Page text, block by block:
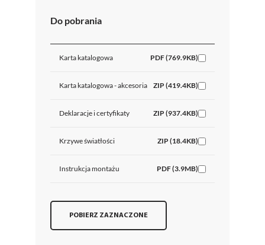
Do pobrania
Karta katalogowa PDF (769.9KB)
Karta katalogowa - akcesoria ZIP (419.4KB)
Deklaracje i certyfikaty ZIP (937.4KB)
Krzywe światłości ZIP (18.4KB)
Instrukcja montażu PDF (3.9MB)
POBIERZ ZAZNACZONE